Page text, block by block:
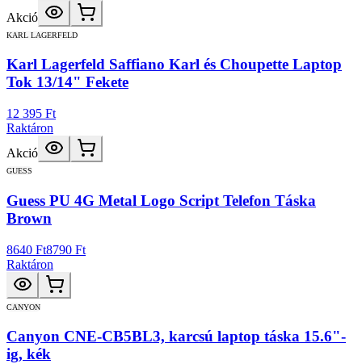
Akció
KARL LAGERFELD
Karl Lagerfeld Saffiano Karl és Choupette Laptop
Tok 13/14" Fekete
12 395 Ft
Raktáron
Akció
GUESS
Guess PU 4G Metal Logo Script Telefon Táska
Brown
8640 Ft8790 Ft
Raktáron
CANYON
Canyon CNE-CB5BL3, karcsú laptop táska 15.6"-
ig, kék